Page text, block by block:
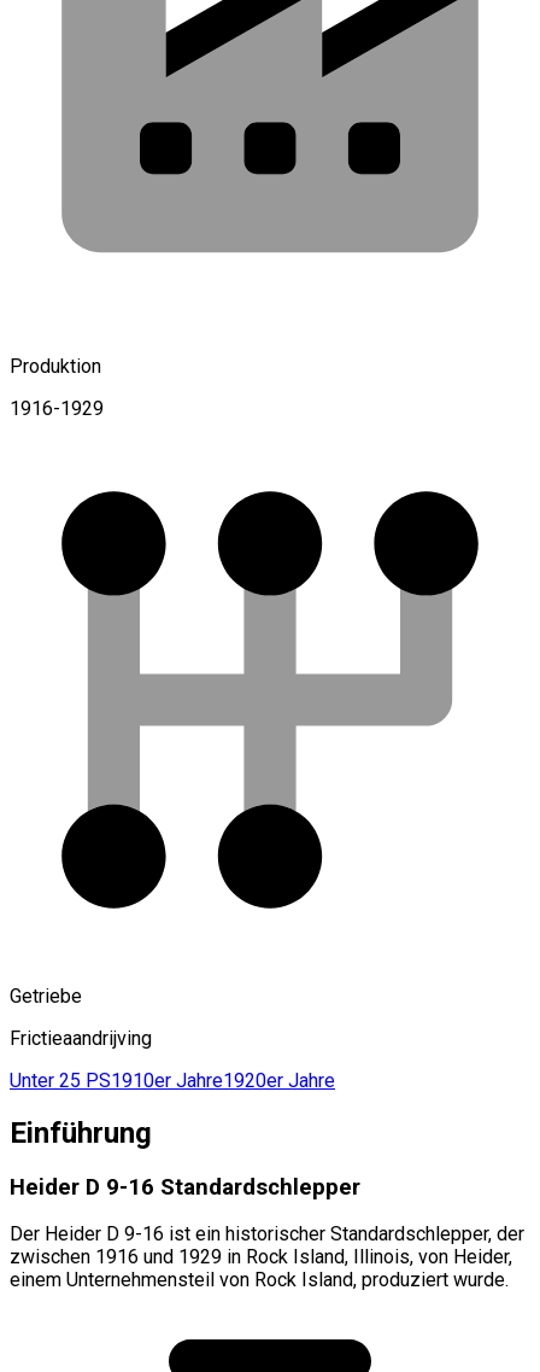
Produktion
1916-1929
Getriebe
Frictieaandrijving
Unter 25 PS1910er Jahre1920er Jahre
Einführung
Heider D 9-16 Standardschlepper
Der Heider D 9-16 ist ein historischer Standardschlepper, der
zwischen 1916 und 1929 in Rock Island, Illinois, von Heider,
einem Unternehmensteil von Rock Island, produziert wurde.